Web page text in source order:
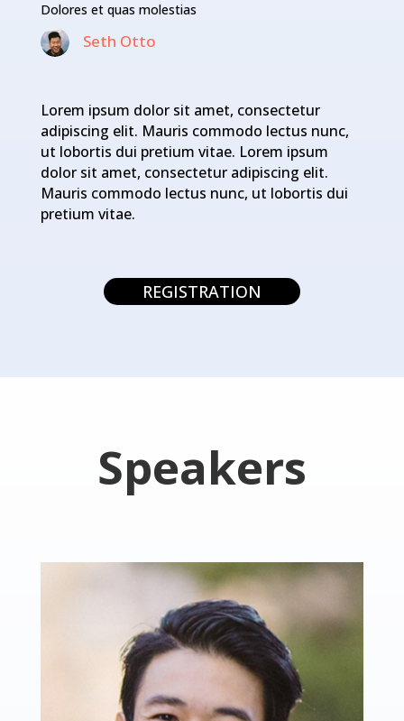
Dolores et quas molestias
Seth Otto
Lorem ipsum dolor sit amet, consectetur
adipiscing elit. Mauris commodo lectus nunc,
ut lobortis dui pretium vitae. Lorem ipsum
dolor sit amet, consectetur adipiscing elit.
Mauris commodo lectus nunc, ut lobortis dui
pretium vitae.
REGISTRATION
Speakers